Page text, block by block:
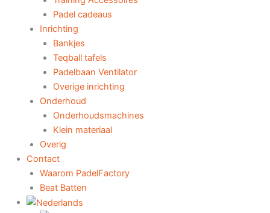
Padel cadeaus
Inrichting
Bankjes
Teqball tafels
Padelbaan Ventilator
Overige inrichting
Onderhoud
Onderhoudsmachines
Klein materiaal
Overig
Contact
Waarom PadelFactory
Beat Batten